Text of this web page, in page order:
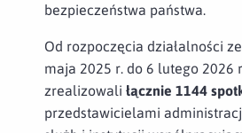
bezpieczeństwa państwa.
Od rozpoczęcia działalności
maja 2025 r. do 6 lutego 2026
zrealizowali łącznie 1144
przedstawicielami